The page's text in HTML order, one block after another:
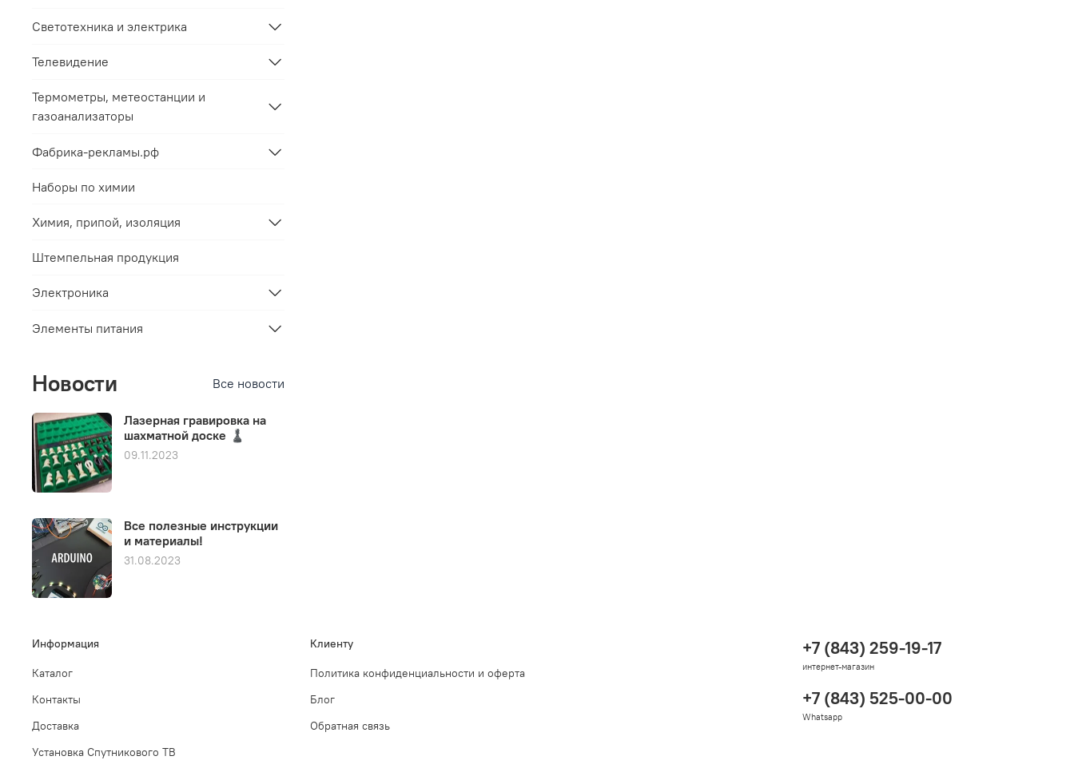
Светотехника и электрика
Телевидение
Термометры, метеостанции и
газоанализаторы
Фабрика-рекламы.рф
Наборы по химии
Химия, припой, изоляция
Штемпельная продукция
Электроника
Элементы питания
Новости Все новости
Лазерная гравировка на
шахматной доске ♟️
09.11.2023
Все полезные инструкции
и материалы!
31.08.2023
Информация
Каталог
Контакты
Доставка
Установка Спутникового ТВ
Клиенту
Политика конфиденциальности и оферта
Блог
Обратная связь
+7 (843) 259-19-17
интернет-магазин
+7 (843) 525-00-00
Whatsapp